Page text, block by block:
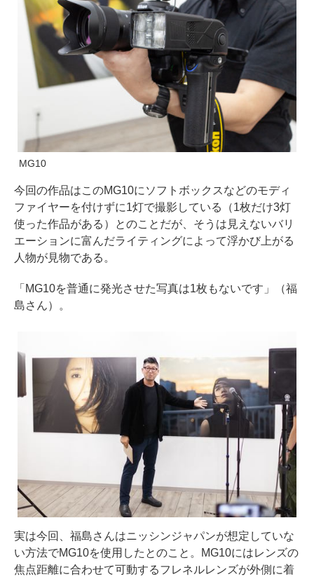
MG10
今回の作品はこのMG10にソフトボックスなどのモディ
ファイヤーを付けずに1灯で撮影している（1枚だけ3灯
使った作品がある）とのことだが、そうは見えないバリ
エーションに富んだライティングによって浮かび上がる
人物が見物である。
「MG10を普通に発光させた写真は1枚もないです」（福
島さん）。
実は今回、福島さんはニッシンジャパンが想定していな
い方法でMG10を使用したとのこと。MG10にはレンズの
焦点距離に合わせて可動するフレネルレンズが外側に着